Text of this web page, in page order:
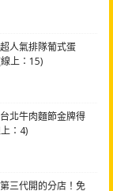
人氣排隊葡式蛋
上：15)
北牛肉麵節金牌得
：4)
三代開的分店！免